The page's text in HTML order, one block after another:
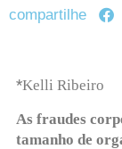
compartilhe
*Kelli Ribeiro
As fraudes
tamanho de